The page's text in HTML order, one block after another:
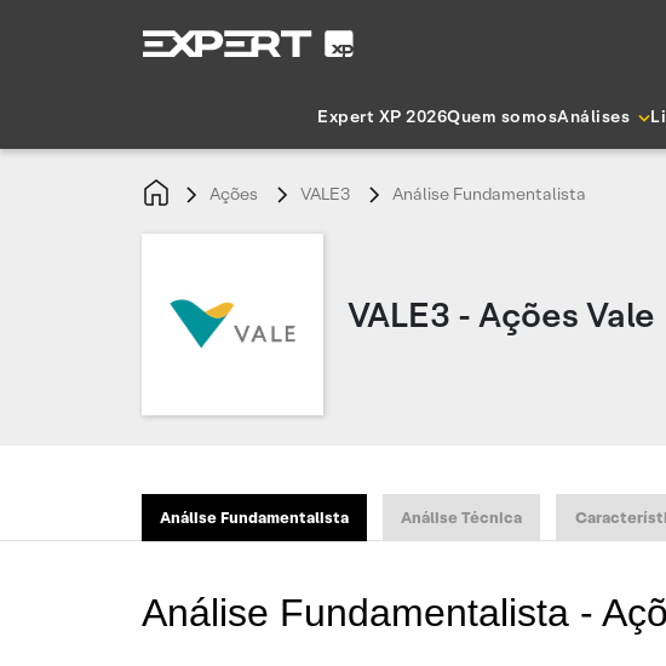
Expert XP 2026Quem somosAnálises
Ações VALE3 Análise Fundamentalista
VALE3 - Ações Vale
Análise Fundamentalista Análise Técnica
Análise Fundamentalista -